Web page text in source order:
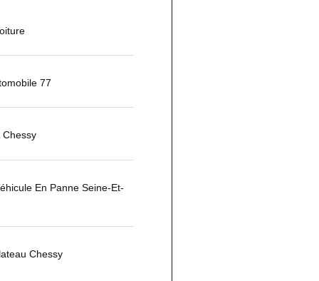
77
Chessy
En Panne Seine-Et-
Chessy